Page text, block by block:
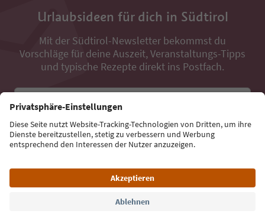
Urlaubsideen für dich in Südtirol
Mit der Südtirol-Newsletter bekommst du
Vorschläge für deine Auszeit, Veranstaltungs-Tipps
und typische Rezepte direkt ins Postfach.
E-Mail Adresse
Jetzt anmelden